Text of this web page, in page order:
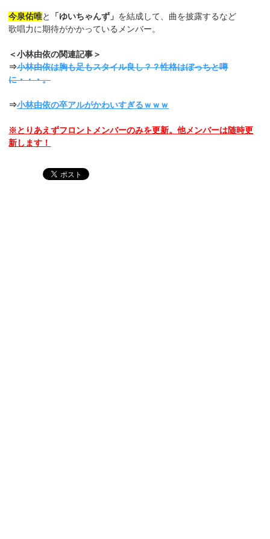
今泉佑唯と 「ゆいちゃんず」 を結成して、曲を披露するなど
歌唱力に期待がかかっているメンバー。
＜小林由依の関連記事＞
⇒小林由依は胸も足もスタイル良し？？性格はぼっちと噂
に・・・。
⇒小林由依の卒アルがかわいすぎるｗｗｗ
※とりあえずフロントメンバーのみを更新。他メンバーは随時更
新します！